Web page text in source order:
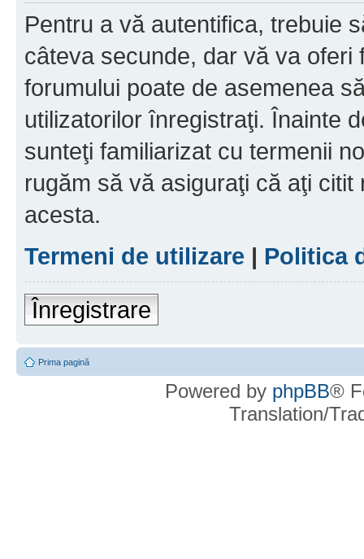
Pentru a vă autentifica, trebuie
câteva secunde, dar vă va oferi
forumului poate de asemenea
utilizatorilor înregistraţi. Înainte
sunteţi familiarizat cu termenii
rugăm să vă asiguraţi că aţi
acesta.
Termeni de utilizare | Politica
Înregistrare
Prima pagină
Powered by phpBB®
Translation/